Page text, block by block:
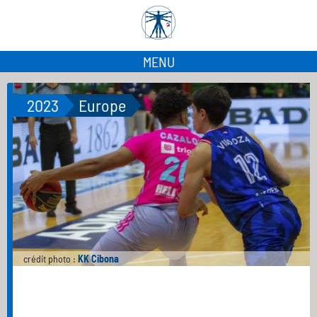
MENU
crédit photo : KK Cibona
2023 Europe